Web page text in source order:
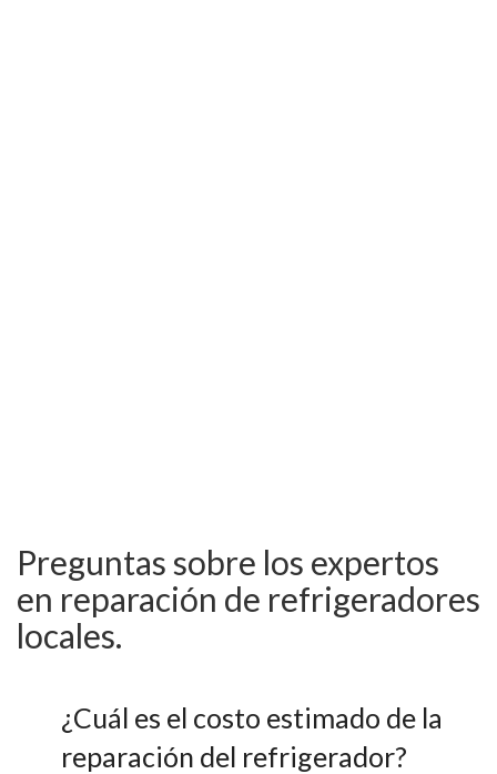
Preguntas sobre los expertos
en reparación de refrigeradores
locales.
¿Cuál es el costo estimado de la
reparación del refrigerador?